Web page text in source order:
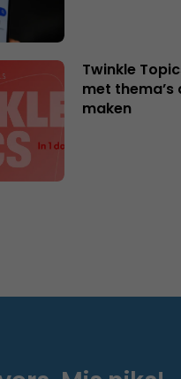
Twinkle
met thema’s
maken